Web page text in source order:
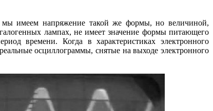
имеем напряжение такой же формы, но величиной,
лампах, не имеет значение формы питающего
времени. Когда в характеристиках электронного
осциллограммы, снятые на выходе электронного